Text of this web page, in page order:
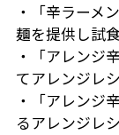
・「辛ラーメ
麺を提供し試
・「アレンジ
てアレンジレ
・「アレンジ
るアレンジレ